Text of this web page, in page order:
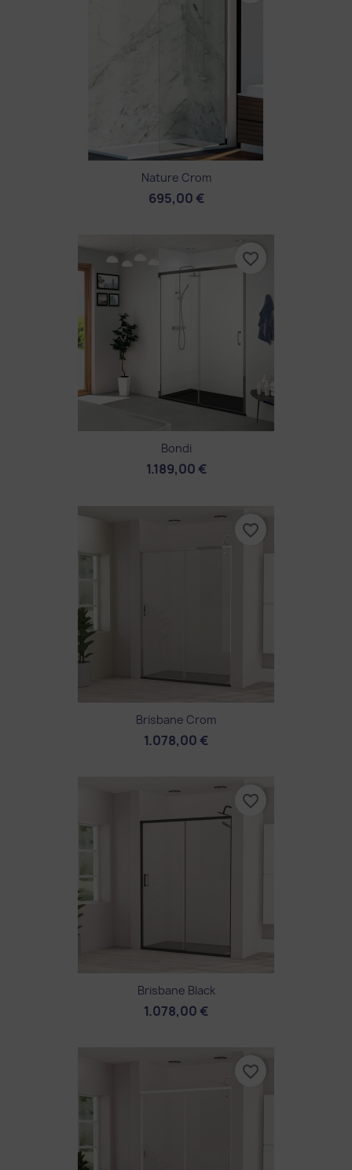
Nature Crom
695,00 €
Bondi
1.189,00 €
favorite_border
Brisbane Crom
1.078,00 €
favorite_border
Brisbane Black
1.078,00 €
favorite_border
favorite_border